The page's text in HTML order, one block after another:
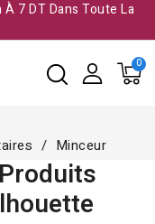
7 DT Dans Toute La
Minceur